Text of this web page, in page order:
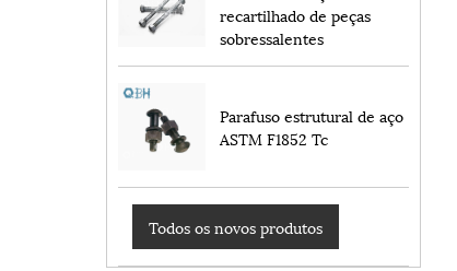
recartilhado de peças
sobressalentes
Parafuso estrutural de aço
ASTM F1852 Tc
Todos os novos produtos